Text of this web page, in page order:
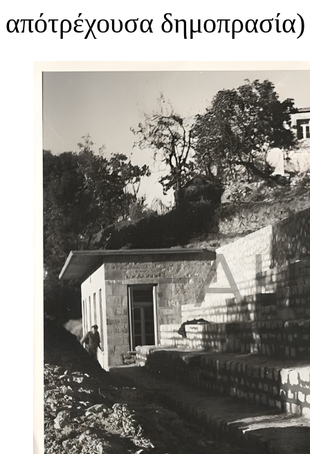
απότρέχουσα δημοπρασία)